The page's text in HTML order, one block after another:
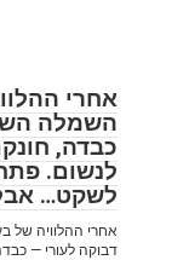
אחרי
השמלה
כבדה,
לנשום.
לשקט…
אחרי ההלוויה של
דבוקה לעורי —